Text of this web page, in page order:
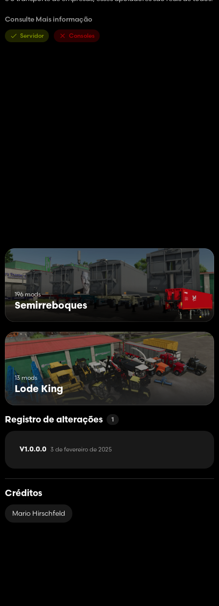
Independentemente de ser uma grande colheita ou um
alterações.
Consulte Mais informação
Servidor Consoles
196 mods
Semirreboques
13 mods
Lode King
Registro de alterações 1
V1.0.0.0 3 de fevereiro de 2025
Créditos
Mario Hirschfeld